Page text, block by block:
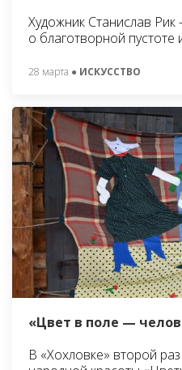
Художник Станислав
о благотворной пустоте
28 марта ● ИСКУССТВО
«Цвет в поле —
В «Хохловке» второй